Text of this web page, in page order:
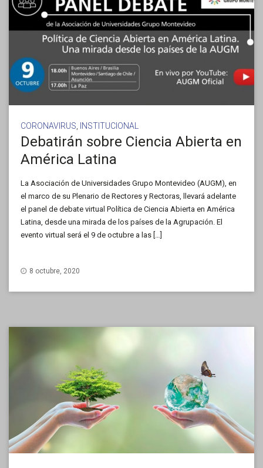
CORONAVIRUS, INSTITUCIONAL
Debatirán sobre Ciencia Abierta en
América Latina
La Asociación de Universidades Grupo Montevideo (AUGM), en
el marco de su Plenario de Rectores y Rectoras, llevará adelante
el panel de debate virtual Política de Ciencia Abierta en América
Latina, desde una mirada de los países de la Agrupación. El
evento virtual será el 9 de octubre a las […]
8 octubre, 2020